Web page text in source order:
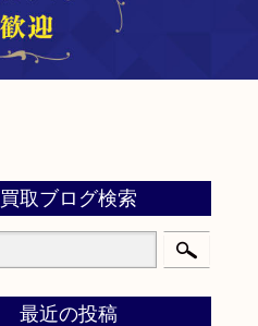
買取ブログ検索
最近の投稿